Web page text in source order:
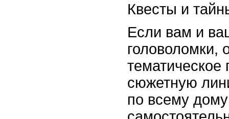
Квесты и
Если вам и
головоломки,
тематическое
сюжетную
по всему